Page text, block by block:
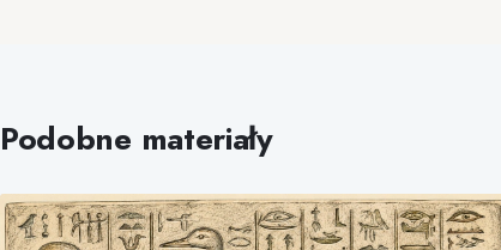
Podobne materiały